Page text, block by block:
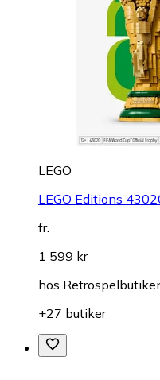
LEGO
LEGO Editions
fr.
1 599 kr
hos
+27 butiker